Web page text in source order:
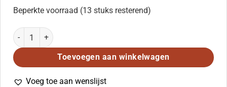
Beperkte voorraad (13 stuks resterend)
Richard Strauss: Fünf Lieder op. 39 aantal
Toevoegen aan winkelwagen
Voeg toe aan wenslijst